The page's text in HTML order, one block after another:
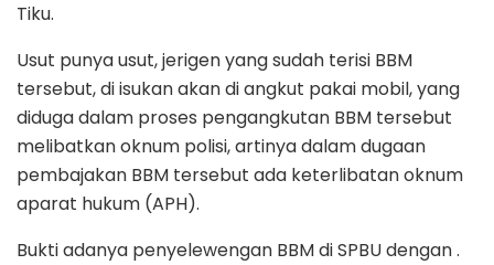
Tiku.
Usut punya usut, jerigen yang sudah terisi BBM
tersebut, di isukan akan di angkut pakai mobil, yang
diduga dalam proses pengangkutan BBM tersebut
melibatkan oknum polisi, artinya dalam dugaan
pembajakan BBM tersebut ada keterlibatan oknum
aparat hukum (APH).
Bukti adanya penyelewengan BBM di SPBU dengan .